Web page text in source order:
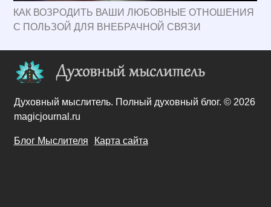
КАК ВОЗРОДИТЬ ВАШИ ЛЮБОВНЫЕ ОТНОШЕНИЯ
С ПОЛЬЗОЙ ДЛЯ ВНЕБРАЧНОЙ СВЯЗИ
Духовный мыслитель. Полный духовный блог. © 2026
magicjournal.ru
Блог Мыслителя Карта сайта